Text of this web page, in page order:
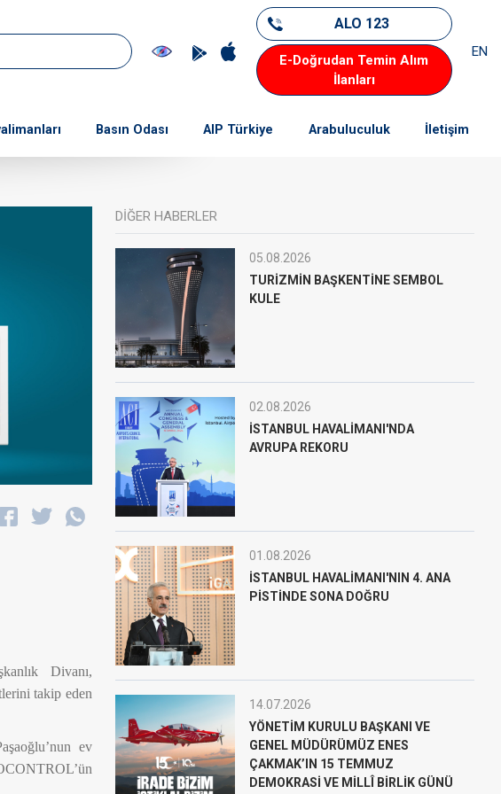
ALO 123
E-Doğrudan Temin Alım
İlanları
EN
Basın Odası AIP Türkiye Arabuluculuk İletişim
Divanı,
takip eden
ev
DİĞER HABERLER
05.08.2026
TURİZMİN BAŞKENTİNE SEMBOL
KULE
02.08.2026
İSTANBUL HAVALİMANI'NDA
AVRUPA REKORU
01.08.2026
İSTANBUL HAVALİMANI'NIN 4. ANA
PİSTİNDE SONA DOĞRU
14.07.2026
YÖNETİM KURULU BAŞKANI VE
GENEL MÜDÜRÜMÜZ ENES
ÇAKMAK’IN 15 TEMMUZ
DEMOKRASİ VE MİLLÎ BİRLİK GÜNÜ